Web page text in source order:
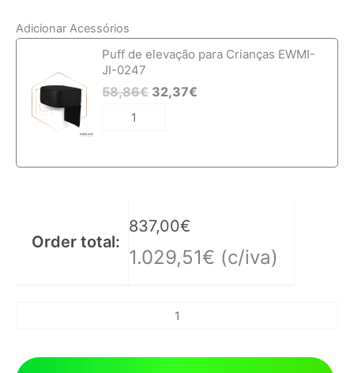
Adicionar Acessórios
Puff de elevação para Crianças EWMI-
JI-0247
58,86€ 32,37€
Quantidade
de
Cadeira
de
Barbeiro
EWMI-
Order total:
837,00€
1.029,51€ (c/iva)